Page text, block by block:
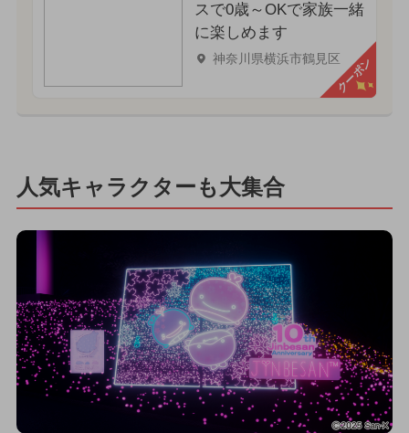
スで0歳～OKで家族一緒
に楽しめます
神奈川県横浜市鶴見区クーポン
人気キャラクターも大集合